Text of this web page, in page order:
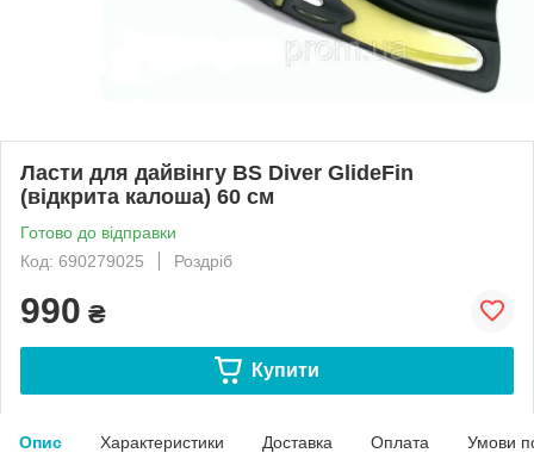
Ласти для дайвінгу BS Diver GlideFin
(відкрита калоша) 60 см
Готово до відправки
Код: 690279025
Роздріб
990 ₴
Купити
Опис Характеристики Доставка Оплата Умови